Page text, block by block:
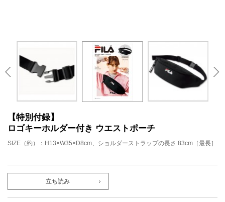
【特別付録】
ロゴキーホルダー付き ウエストポーチ
SIZE（約）：H13×W35×D8cm、ショルダーストラップの長さ 83cm［最長］
立ち読み